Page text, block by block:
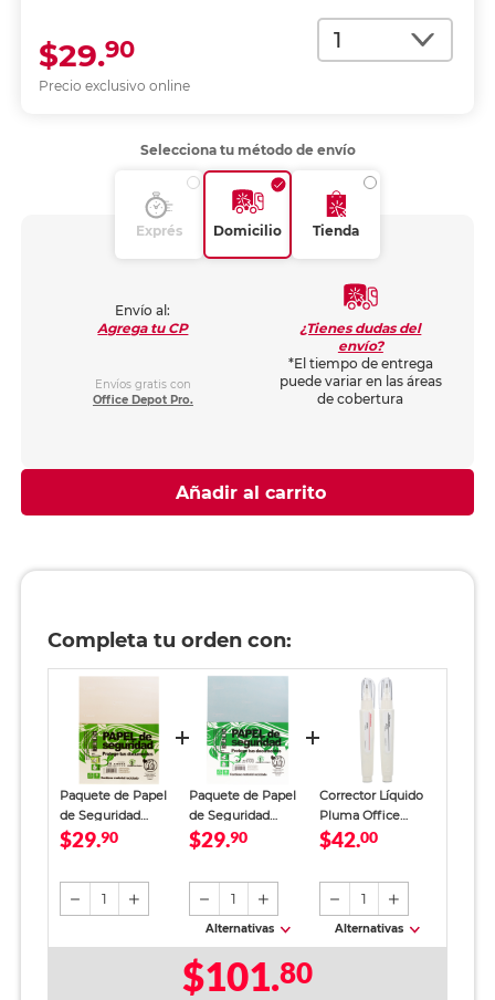
Cantidad
Precio exclusivo online
$29.90
Selecciona tu método de envío
Exprés Domicilio Tienda
Envío al:
Agrega tu CP
Envíos gratis con
Office Depot Pro.
¿Tienes dudas del
envío?
*El tiempo de entrega
puede variar en las áreas
de cobertura
Añadir al carrito
Completa tu orden con:
Paquete de Papel
de Seguridad
Papelería
Crema
$29.90
1
Paquete de Papel
de Seguridad
Papelería
$29.90
1
Alternativas
Corrector Líquido
Pluma Office
Depot 2 piezas
$42.00
1
Alternativas
$101.80